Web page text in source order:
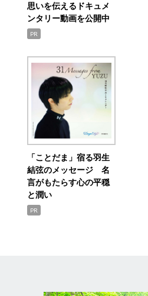
思いを伝えるドキュメ
ンタリー動画を公開中
PR
「ことだま」宿る羽生
結弦のメッセージ 名
言がもたらす心の平穏
と潤い
PR